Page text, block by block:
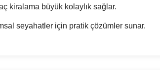
kiralama büyük kolaylık sağlar.
seyahatler için pratik çözümler sunar.